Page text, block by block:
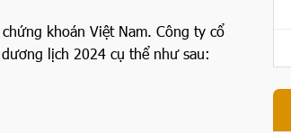
khoán Việt Nam. Công ty cổ
lịch 2024 cụ thể như sau: